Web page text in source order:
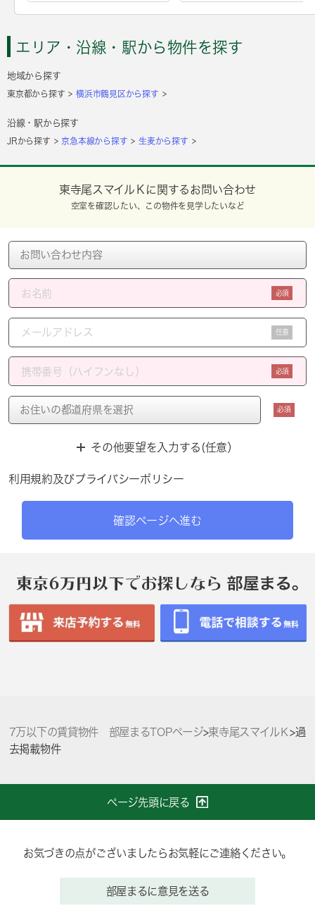
エリア・沿線・駅から物件を探す
地域から探す
東京都から探す 横浜市鶴見区から探す
沿線・駅から探す
JRから探す 京急本線から探す 生麦から探す
東寺尾スマイルＫに関するお問い合わせ
空室を確認したい、この物件を見学したいなど
必須
任意
必須
必須
その他要望を入力する(任意）
利用規約及びプライバシーポリシー
確認ページへ進む
7万以下の賃貸物件 部屋まるTOPページ>東寺尾スマイルＫ>過
去掲載物件
ページ先頭に戻る
お気づきの点がございましたらお気軽にご連絡ください。
部屋まるに意見を送る